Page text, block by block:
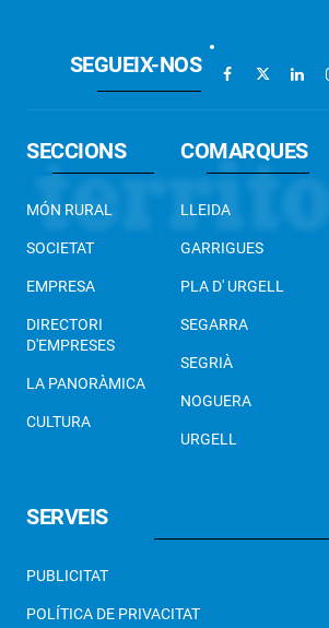
SEGUEIX-NOS
SECCIONS
MÓN RURAL
SOCIETAT
EMPRESA
DIRECTORI
D'EMPRESES
LA PANORÀMICA
CULTURA
COMARQUES
LLEIDA
GARRIGUES
PLA D' URGELL
SEGARRA
SEGRIÀ
NOGUERA
URGELL
SERVEIS
PUBLICITAT
POLÍTICA DE PRIVACITAT